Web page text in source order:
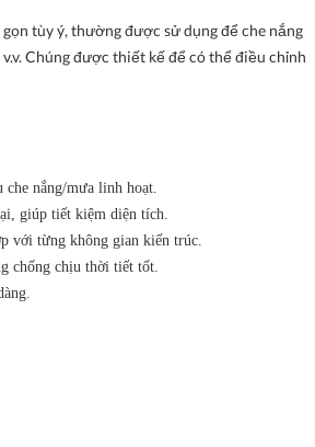
tùy ý, thường được sử dụng để che nắng
Chúng được thiết kế để có thể điều chỉnh
che nắng/mưa linh hoạt.
giúp tiết kiệm diện tích.
với từng không gian kiến trúc.
chống chịu thời tiết tốt.